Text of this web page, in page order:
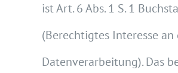
ist Art. 6 Abs. 1 S. 1
(Berechtigtes Interesse an
Datenverarbeitung). Das